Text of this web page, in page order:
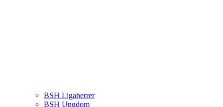
BSH Ligaherrer
BSH Ungdom